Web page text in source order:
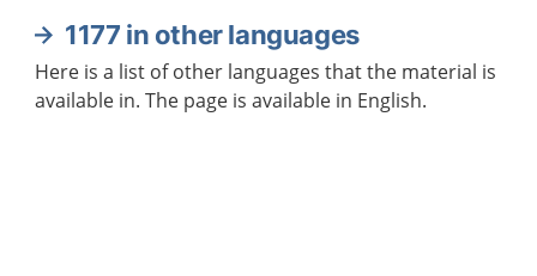
1177 in other languages
Here is a list of other languages that the material is
available in. The page is available in English.